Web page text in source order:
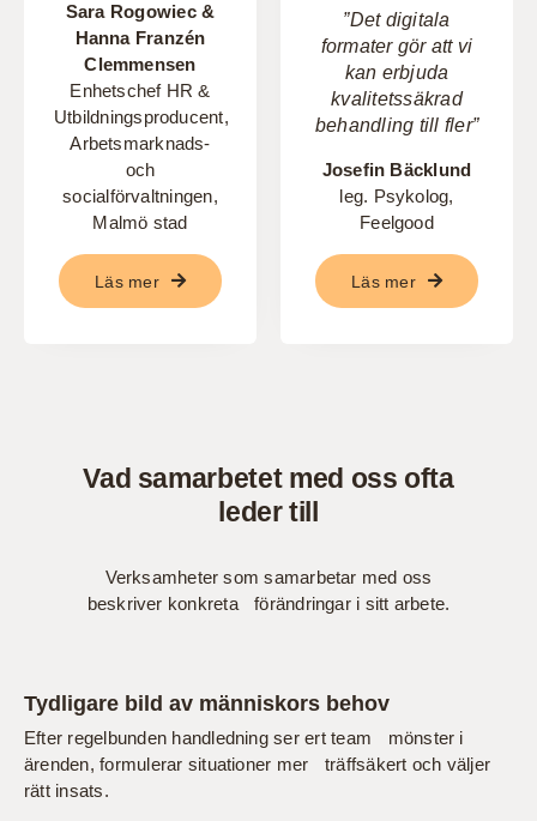
Sara Rogowiec &
Hanna Franzén
Clemmensen
Enhetschef HR &
Utbildningsproducent,
Arbetsmarknads-
och
socialförvaltningen,
Malmö stad
Läs mer
”Det digitala
formater gör att vi
kan erbjuda
kvalitetssäkrad
behandling till fler”
Josefin Bäcklund
leg. Psykolog,
Feelgood
Läs mer
Vad samarbetet med oss ofta
leder till
Verksamheter som samarbetar med oss
beskriver konkreta förändringar i sitt arbete.
Tydligare bild av människors behov
Efter regelbunden handledning ser ert team mönster i
ärenden, formulerar situationer mer träffsäkert och väljer
rätt insats.